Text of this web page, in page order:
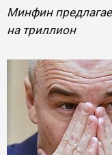
Минфин
на триллион